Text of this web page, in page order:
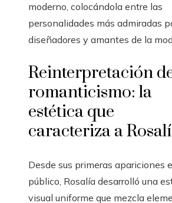
moderno, colocándola entre las
personalidades más admiradas
diseñadores y amantes de la
Reinterpretación
romanticismo: la
estética que
caracteriza a
Desde sus primeras apariciones
público, Rosalía desarrolló una
visual uniforme que mezcla